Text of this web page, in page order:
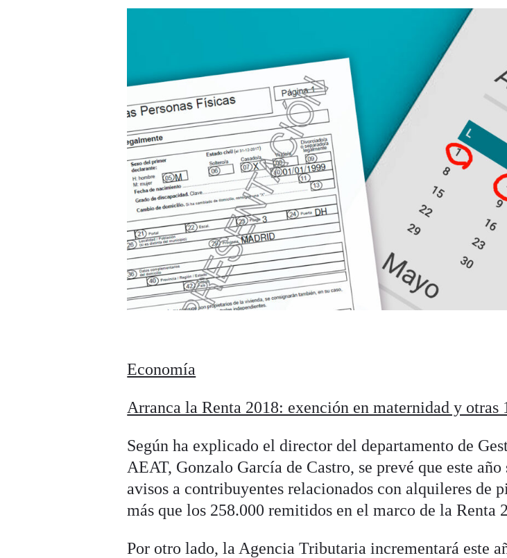
Economía
Arranca la Renta 2018: exención en maternidad y otras
Según ha explicado el director del departamento de
AEAT, Gonzalo García de Castro, se prevé que este
avisos a contribuyentes relacionados con alquileres de
más que los 258.000 remitidos en el marco de la Renta
Por otro lado, la Agencia Tributaria incrementará este